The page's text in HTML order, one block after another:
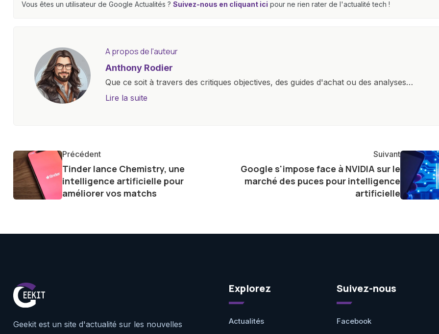
Vous êtes un utilisateur de Google Actualités ? Suivez-nous en cliquant ici pour ne rien rater de l'actualité tech !
A propos de l'auteur
Anthony Rodier
Que ce soit à travers des critiques objectives, des guides d'achat ou des analyses
approfondies, je m'efforce de rendre la technologie accessible à tous, en démystifiant
Lire la suite
Précédent
Tinder lance Chemistry, une
intelligence artificielle pour
améliorer vos matchs
Suivant
Google s'impose face à NVIDIA sur le
marché des puces pour intelligence
artificielle
Geekit est un site d'actualité sur les nouvelles
Explorez
Actualités
Suivez-nous
Facebook